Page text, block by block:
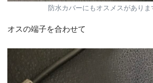
防水カバーにもオスメスがありま
オスの端子を合わせて